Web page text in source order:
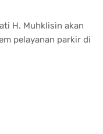
H. Muhklisin akan
pelayanan parkir di